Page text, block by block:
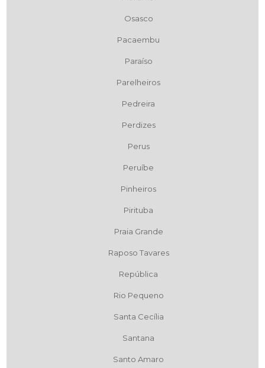
Osasco
Pacaembu
Paraíso
Parelheiros
Pedreira
Perdizes
Perus
Peruíbe
Pinheiros
Pirituba
Praia Grande
Raposo Tavares
República
Rio Pequeno
Santa Cecília
Santana
Santo Amaro